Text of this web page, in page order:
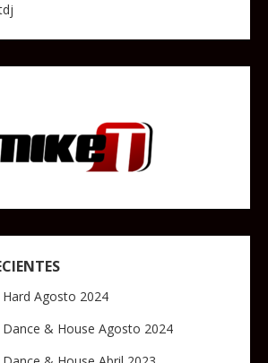
Agosto 2024
& House Agosto 2024